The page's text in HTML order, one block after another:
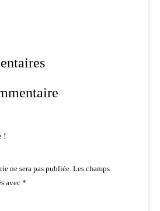
!
ne sera pas publiée. Les champs
avec *